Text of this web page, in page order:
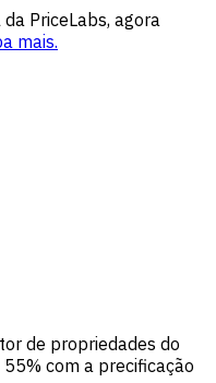
PriceLabs, agora
mais.
de propriedades do
com a precificação